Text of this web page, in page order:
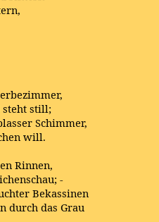
steht still;
Schimmer,
will.
Rinnen,
-
Bekassinen
durch das Grau